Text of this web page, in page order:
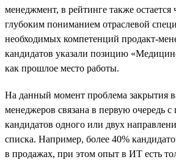
менеджмент, в рейтинге также остается
глубоким пониманием отраслевой
необходимых компетенций продакт-
кандидатов указали позицию
как прошлое место работы.
На данный момент проблема закрытия
менеджеров связана в первую очередь с
кандидатов одного или двух
списка. Например, более 40%
в продажах, при этом опыт в ИТ есть